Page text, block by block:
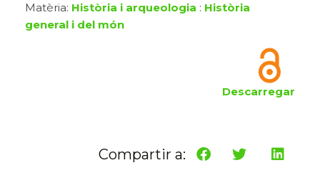
Matèria: Història i arqueologia : Història
general i del món
Descarregar
Compartir a: